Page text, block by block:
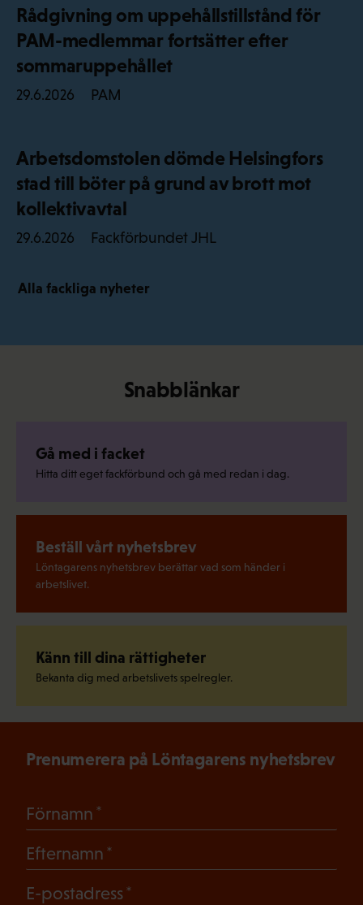
Rådgivning om uppehållstillstånd för
PAM-medlemmar fortsätter efter
sommaruppehållet
29.6.2026 PAM
Arbetsdomstolen dömde Helsingfors
stad till böter på grund av brott mot
kollektivavtal
29.6.2026 Fackförbundet JHL
Alla fackliga nyheter
Snabblänkar
Gå med i facket
Hitta ditt eget fackförbund och gå med redan i dag.
Beställ vårt nyhetsbrev
Löntagarens nyhetsbrev berättar vad som händer i
arbetslivet.
Känn till dina rättigheter
Bekanta dig med arbetslivets spelregler.
Prenumerera på Löntagarens nyhetsbrev
Förnamn
Efternamn
E-postadress